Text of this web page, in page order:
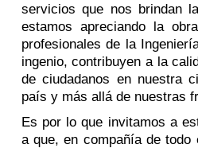
servicios que nos brindan
estamos apreciando la
profesionales de la
ingenio, contribuyen a la
de ciudadanos en nuestra
país y más allá de nuestras
Es por lo que invitamos a
a que, en compañía de todo